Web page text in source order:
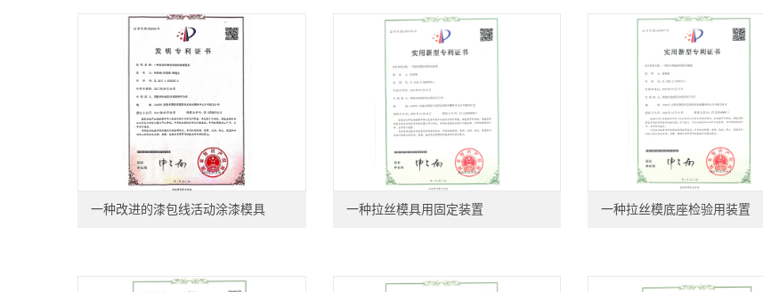
一种改进的漆包线活动涂漆模具 一种拉丝模具用固定装置 一种拉丝模底座检验用装置